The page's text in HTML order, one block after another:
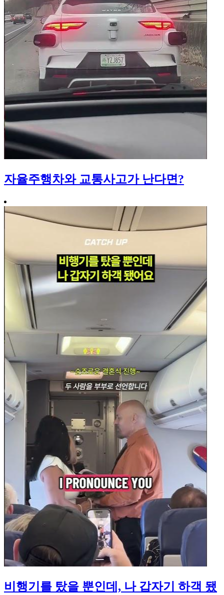
자율주행차와 교통사고가 난다면?
비행기를 탔을 뿐인데, 나 갑자기 하객 됐